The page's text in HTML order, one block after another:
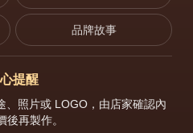
品牌故事
提醒
、照片或 LOGO，由店家確認內
後再製作。